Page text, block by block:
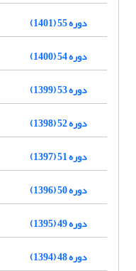
دوره 55 (1401)
دوره 54 (1400)
دوره 53 (1399)
دوره 52 (1398)
دوره 51 (1397)
دوره 50 (1396)
دوره 49 (1395)
دوره 48 (1394)